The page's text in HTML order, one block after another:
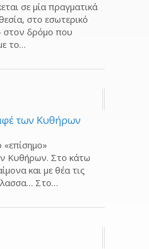
σε μία πραγματικά
στο εσωτερικό
στον δρόμο που
το…
των Κυθήρων
Κυθήρων. Στο κάτω
και με θέα τις
Στο…